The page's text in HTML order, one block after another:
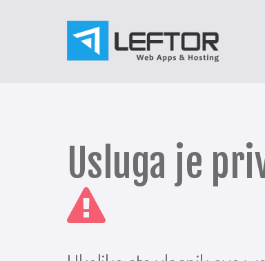
Usluga je